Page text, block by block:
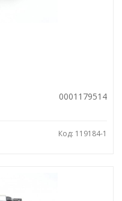
0001179514
Код: 119184-1